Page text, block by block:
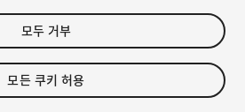
니다.
모두 거부
모든 쿠키 허용